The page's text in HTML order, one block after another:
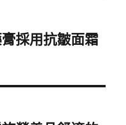
採用抗皺面霜